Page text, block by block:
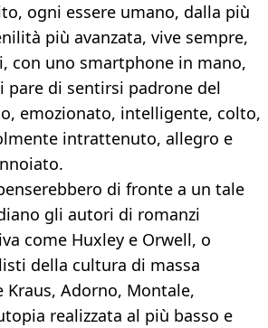
ogni essere umano, dalla più
più avanzata, vive sempre,
con uno smartphone in mano,
pare di sentirsi padrone del
emozionato, intelligente, colto,
intrattenuto, allegro e
di fronte a un tale
gli autori di romanzi
come Huxley e Orwell, o
della cultura di massa
Kraus, Adorno, Montale,
realizzata al più basso e